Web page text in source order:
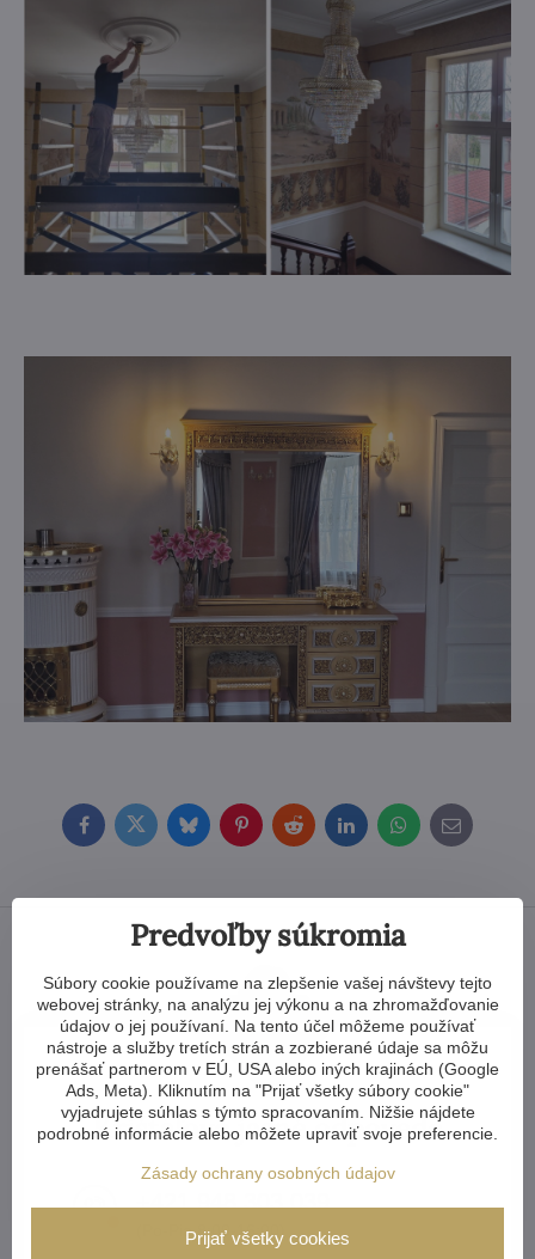
FacebookTwitterBlueskyPinterestRedditLinkedInWhatsApp
E-
mail
Krištáľovo jasné odpovede
+421 948 303 039
(Po-Pia 8:00-16:00)
Predvoľby súkromia
Súbory cookie používame na zlepšenie vašej návštevy tejto
webovej stránky, na analýzu jej výkonu a na zhromažďovanie
údajov o jej používaní. Na tento účel môžeme používať
nástroje a služby tretích strán a zozbierané údaje sa môžu
prenášať partnerom v EÚ, USA alebo iných krajinách (Google
Ads, Meta). Kliknutím na "Prijať všetky súbory cookie"
vyjadrujete súhlas s týmto spracovaním. Nižšie nájdete
podrobné informácie alebo môžete upraviť svoje preferencie.
Zásady ochrany osobných údajov
Prijať všetky cookies